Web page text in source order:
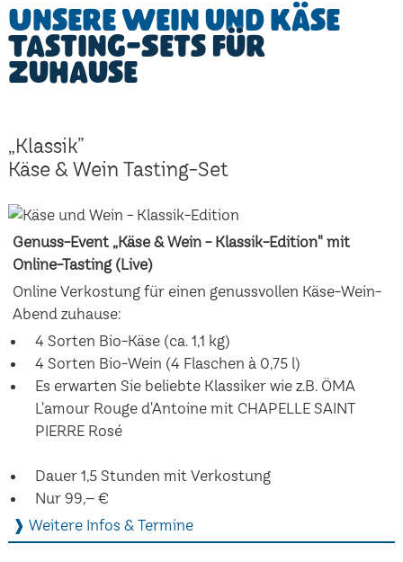
Unsere Wein und Käse
Tasting-Sets für
Zuhause
„Klassik”
Käse & Wein Tasting-Set
Genuss-Event „Käse & Wein - Klassik-Edition" mit
Online-Tasting (Live)
Online Verkostung für einen genussvollen Käse-Wein-
Abend zuhause:
4 Sorten Bio-Käse (ca. 1,1 kg)
4 Sorten Bio-Wein (4 Flaschen à 0,75 l)
Es erwarten Sie beliebte Klassiker wie z.B. ÖMA
L'amour Rouge d'Antoine mit CHAPELLE SAINT
PIERRE Rosé
Dauer 1,5 Stunden mit Verkostung
Nur 99,– €
❱ Weitere Infos & Termine